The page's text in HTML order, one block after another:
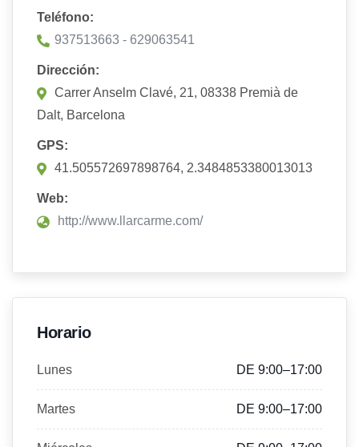
Teléfono:
937513663 - 629063541
Dirección:
Carrer Anselm Clavé, 21, 08338 Premià de
Dalt, Barcelona
GPS:
41.505572697898764, 2.3484853380013013
Web:
http://www.llarcarme.com/
Horario
Lunes DE 9:00–17:00
Martes DE 9:00–17:00